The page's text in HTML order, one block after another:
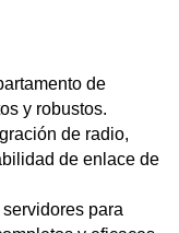
de
y robustos.
de radio,
de enlace de
para